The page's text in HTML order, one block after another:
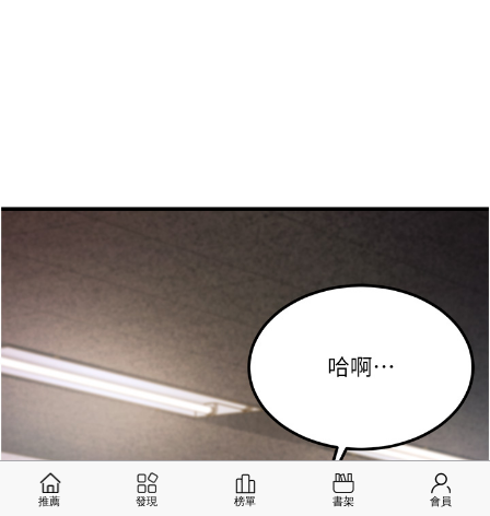
推薦 發現 榜單 書架 會員